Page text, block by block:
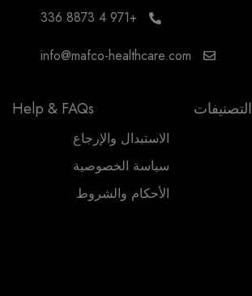
+971 4 8873 336
info@mafco-healthcare.com
التصنيفات Help & FAQs
الاستبدال والإرجاع
سياسة الخصوصية
الأحكام والشروط